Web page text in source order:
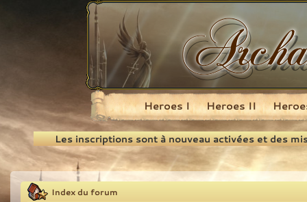
Recherche
Heroes I Heroes II
Les inscriptions sont à nouveau activées et des
Index du forum